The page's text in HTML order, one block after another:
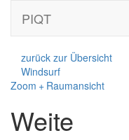
PIQT
zurück zur Übersicht
Windsurf
Zoom + Raumansicht
Weite